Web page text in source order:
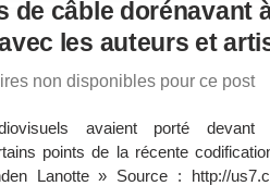
de câble dorénavant
les auteurs et
non disponibles pour ce post
avaient porté
points de la récente
Lanotte » Source : http://